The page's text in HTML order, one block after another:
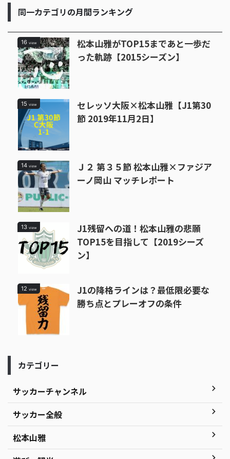
同一カテゴリの月間ランキング
16 view
松本山雅がTOP15まであと一歩だ
った軌跡【2015シーズン】
15 view
セレッソ大阪×松本山雅【J1第30
節 2019年11月2日】
14 view
Ｊ２ 第３５節 松本山雅×ファジア
ーノ岡山 マッチレポート
13 view
J1残留への道！松本山雅の悲願
TOP15を目指して【2019シーズ
ン】
12 view
J1の降格ラインは？最低限必要な
勝ち点とプレーオフの条件
カテゴリー
サッカーチャンネル
サッカー全般
松本山雅